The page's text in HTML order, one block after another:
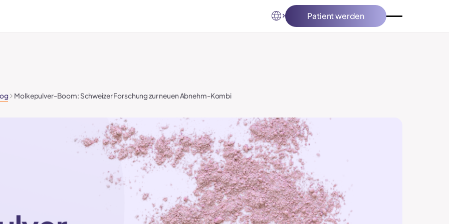
Patient werden
Patient werden
Molkepulver-Boom: Schweizer Forschung zur neuen Abnehm-Kombi